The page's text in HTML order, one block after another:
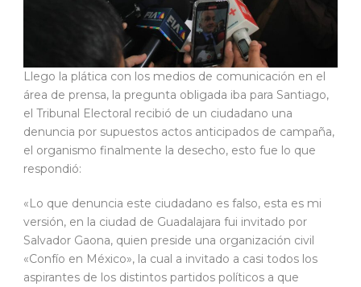
Llego la plática con los medios de comunicación en el
área de prensa, la pregunta obligada iba para Santiago,
el Tribunal Electoral recibió de un ciudadano una
denuncia por supuestos actos anticipados de campaña,
el organismo finalmente la desecho, esto fue lo que
respondió:
«Lo que denuncia este ciudadano es falso, esta es mi
versión, en la ciudad de Guadalajara fui invitado por
Salvador Gaona, quien preside una organización civil
«Confío en México», la cual a invitado a casi todos los
aspirantes de los distintos partidos políticos a que